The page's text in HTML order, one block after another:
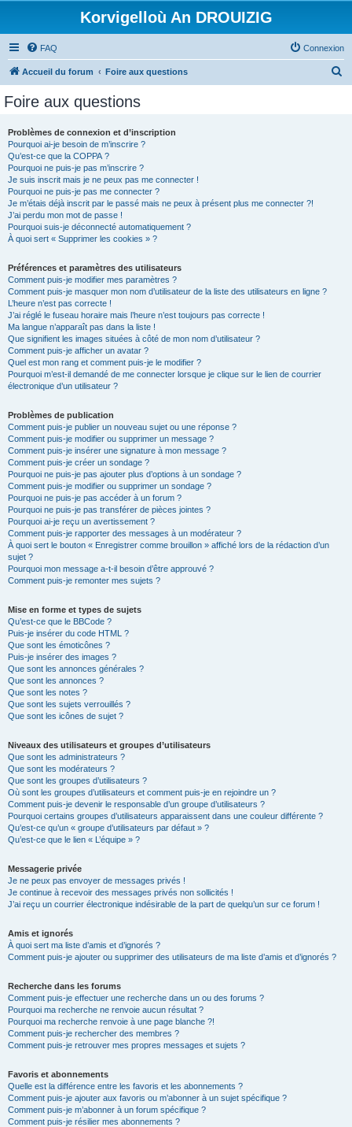
Korvigelloù An DROUIZIG
FAQ Connexion
Accueil du forum Foire aux questions
Foire aux questions
Problèmes de connexion et d’inscription
Pourquoi ai-je besoin de m’inscrire ?
Qu’est-ce que la COPPA ?
Pourquoi ne puis-je pas m’inscrire ?
Je suis inscrit mais je ne peux pas me connecter !
Pourquoi ne puis-je pas me connecter ?
Je m’étais déjà inscrit par le passé mais ne peux à présent plus me connecter ?!
J’ai perdu mon mot de passe !
Pourquoi suis-je déconnecté automatiquement ?
À quoi sert « Supprimer les cookies » ?
Préférences et paramètres des utilisateurs
Comment puis-je modifier mes paramètres ?
Comment puis-je masquer mon nom d’utilisateur de la liste des utilisateurs en ligne ?
L’heure n’est pas correcte !
J’ai réglé le fuseau horaire mais l’heure n’est toujours pas correcte !
Ma langue n’apparaît pas dans la liste !
Que signifient les images situées à côté de mon nom d’utilisateur ?
Comment puis-je afficher un avatar ?
Quel est mon rang et comment puis-je le modifier ?
Pourquoi m’est-il demandé de me connecter lorsque je clique sur le lien de courrier
électronique d’un utilisateur ?
Problèmes de publication
Comment puis-je publier un nouveau sujet ou une réponse ?
Comment puis-je modifier ou supprimer un message ?
Comment puis-je insérer une signature à mon message ?
Comment puis-je créer un sondage ?
Pourquoi ne puis-je pas ajouter plus d’options à un sondage ?
Comment puis-je modifier ou supprimer un sondage ?
Pourquoi ne puis-je pas accéder à un forum ?
Pourquoi ne puis-je pas transférer de pièces jointes ?
Pourquoi ai-je reçu un avertissement ?
Comment puis-je rapporter des messages à un modérateur ?
À quoi sert le bouton « Enregistrer comme brouillon » affiché lors de la rédaction d’un
sujet ?
Pourquoi mon message a-t-il besoin d’être approuvé ?
Comment puis-je remonter mes sujets ?
Mise en forme et types de sujets
Qu’est-ce que le BBCode ?
Puis-je insérer du code HTML ?
Que sont les émoticônes ?
Puis-je insérer des images ?
Que sont les annonces générales ?
Que sont les annonces ?
Que sont les notes ?
Que sont les sujets verrouillés ?
Que sont les icônes de sujet ?
Niveaux des utilisateurs et groupes d’utilisateurs
Que sont les administrateurs ?
Que sont les modérateurs ?
Que sont les groupes d’utilisateurs ?
Où sont les groupes d’utilisateurs et comment puis-je en rejoindre un ?
Comment puis-je devenir le responsable d’un groupe d’utilisateurs ?
Pourquoi certains groupes d’utilisateurs apparaissent dans une couleur différente ?
Qu’est-ce qu’un « groupe d’utilisateurs par défaut » ?
Qu’est-ce que le lien « L’équipe » ?
Messagerie privée
Je ne peux pas envoyer de messages privés !
Je continue à recevoir des messages privés non sollicités !
J’ai reçu un courrier électronique indésirable de la part de quelqu’un sur ce forum !
Amis et ignorés
À quoi sert ma liste d’amis et d’ignorés ?
Comment puis-je ajouter ou supprimer des utilisateurs de ma liste d’amis et d’ignorés ?
Recherche dans les forums
Comment puis-je effectuer une recherche dans un ou des forums ?
Pourquoi ma recherche ne renvoie aucun résultat ?
Pourquoi ma recherche renvoie à une page blanche ?!
Comment puis-je rechercher des membres ?
Comment puis-je retrouver mes propres messages et sujets ?
Favoris et abonnements
Quelle est la différence entre les favoris et les abonnements ?
Comment puis-je ajouter aux favoris ou m’abonner à un sujet spécifique ?
Comment puis-je m’abonner à un forum spécifique ?
Comment puis-je résilier mes abonnements ?